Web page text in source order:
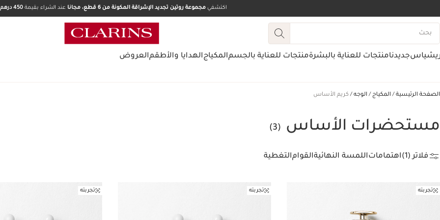
اكتشفي مجموعة روتين تجديد الإشراقة المكونة من 6 قطع، مجانا عند الشراء بقيمة 450 درهم.
جديدنامنتجات للعناية بالبشرةمنتجات للعناية بالجسمالمكياجالهدايا والأطقمالعروض
الصفحة الرئيسية المكياج الوجه كريم الأساس
مستحضرات الأساس (3)
فلاتر (1) اهتماماتاللمسة النهائيةالقوامالتغطية
تجربته تجربته تجربته